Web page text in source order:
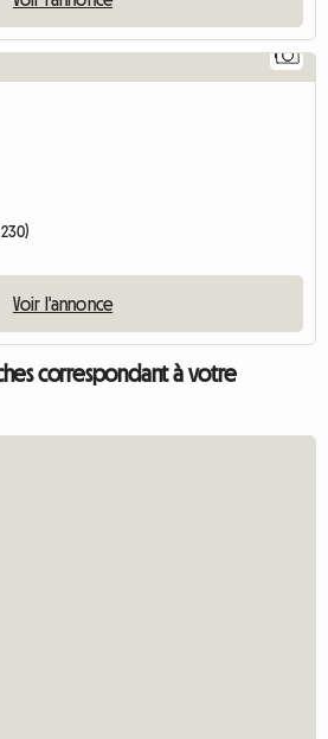
1
Voir l'annonce
correspondant à votre